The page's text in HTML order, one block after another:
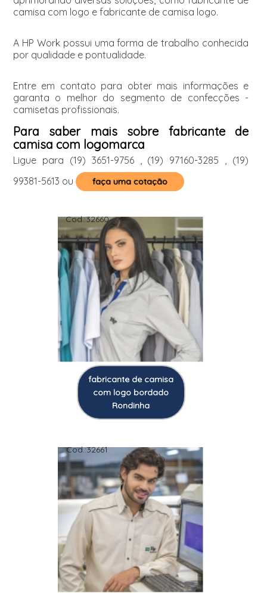
camisa com logo e fabricante de camisa logo.
A HP Work possui uma forma de trabalho conhecida
por qualidade e pontualidade.
Entre em contato para obter mais informações e
garanta o melhor do segmento de confecções -
camisetas profissionais.
Para saber mais sobre fabricante de
camisa com logomarca
Ligue para (19) 3651-9756, (19) 97160-3285 , (19)
99381-5613 ou faça uma cotação
Cod.:32660
fabricante de camisa
com logo bordado
Rondinha
Cod.:32661